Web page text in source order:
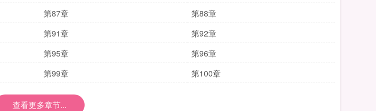
第87章
第88章
第91章
第92章
第95章
第96章
第99章 第100章
查看更多章节...